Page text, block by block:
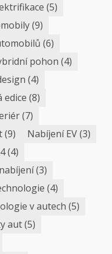
(5)
(9)
(6)
pohon (4)
(4)
edice (8)
(7)
(9) Nabíjení EV(3)
(4)
(3)
(4)
v autech (5)
aut(5)